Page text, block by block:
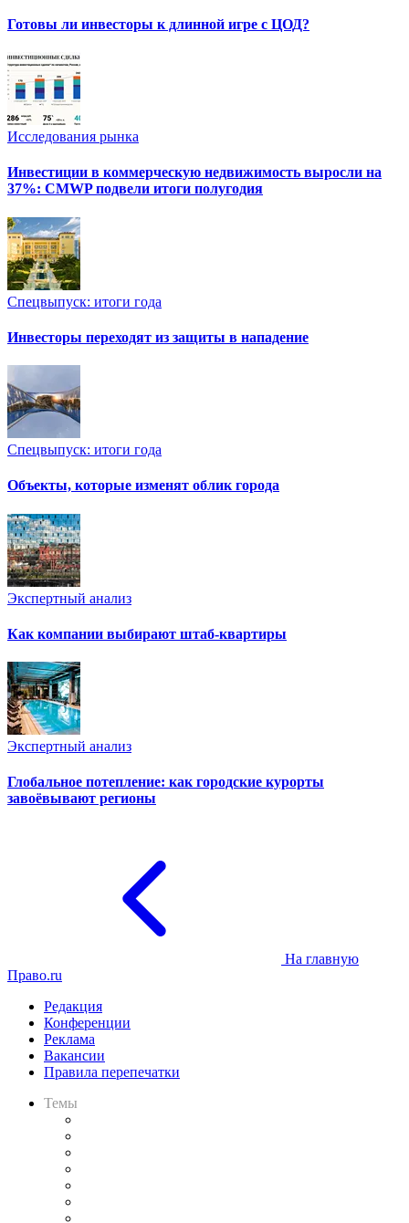
Готовы ли инвесторы к длинной игре с ЦОД?
Исследования рынка
Инвестиции в коммерческую недвижимость выросли на
37%: CMWP подвели итоги полугодия
Спецвыпуск: итоги года
Инвесторы переходят из защиты в нападение
Спецвыпуск: итоги года
Объекты, которые изменят облик города
Экспертный анализ
Как компании выбирают штаб-квартиры
Экспертный анализ
Глобальное потепление: как городские курорты
завоёвывают регионы
На главную
Право.ru
Редакция
Конференции
Реклама
Вакансии
Правила перепечатки
Темы